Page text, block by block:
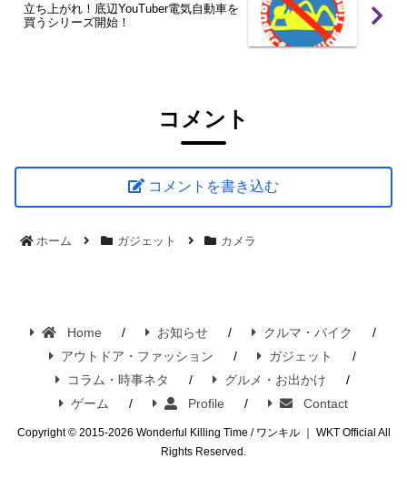
立ち上がれ！底辺YouTuber電気自動車を
買うシリーズ開始！
コメント
コメントを書き込む
ホーム ガジェット カメラ
Home お知らせ
クルマ・バイク
アウトドア・ファッション
ガジェット
コラム・時事ネタ
グルメ・お出かけ
ゲーム
Profile Contact
Copyright © 2015-2026 Wonderful Killing Time / ワンキル ｜ WKT Official All
Rights Reserved.